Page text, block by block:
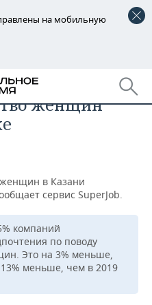
на мобильную
запреты
женщин
женщин в Казани
сервис SuperJob.
компаний
по поводу
Это на 3% меньше,
меньше, чем в 2019